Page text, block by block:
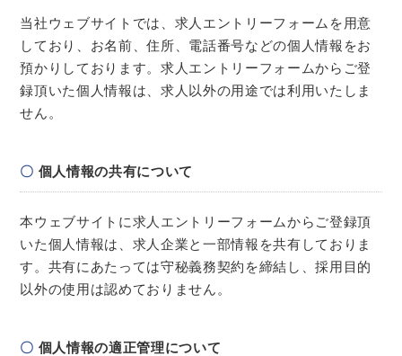
当社ウェブサイトでは、求人エントリーフォームを用意
しており、お名前、住所、電話番号などの個人情報をお
預かりしております。求人エントリーフォームからご登
録頂いた個人情報は、求人以外の用途では利用いたしま
せん。
個人情報の共有について
本ウェブサイトに求人エントリーフォームからご登録頂
いた個人情報は、求人企業と一部情報を共有しておりま
す。共有にあたっては守秘義務契約を締結し、採用目的
以外の使用は認めておりません。
個人情報の適正管理について